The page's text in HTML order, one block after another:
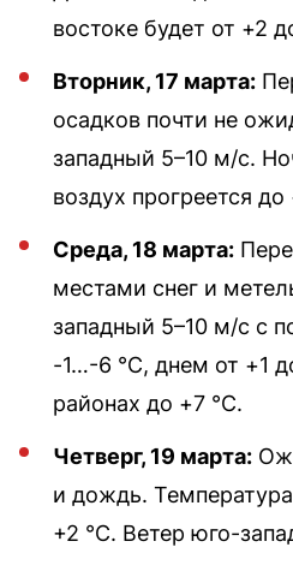
востоке будет от +2
Вторник, 17 марта:
осадков почти не
западный 5–10 м/с.
воздух прогреется
Среда, 18 марта:
местами снег и
западный 5–10 м/с с
-1…-6 °С, днем от +1
районах до +7 °С.
Четверг, 19 марта:
и дождь.
+2 °С. Ветер юго-